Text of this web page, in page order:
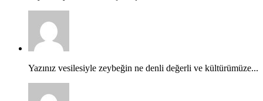
Yazınız vesilesiyle zeybeğin ne denli değerli ve kültürümüze...